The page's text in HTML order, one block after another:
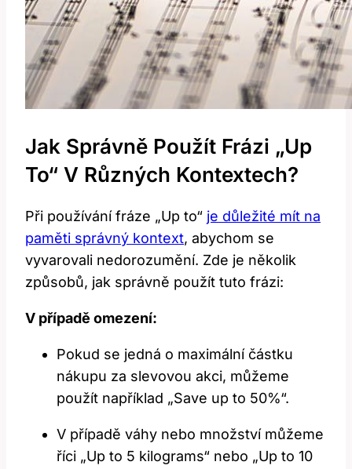
Jak Správně Použít Frázi „Up
To“ V Různých Kontextech?
Při používání fráze „Up to“ je důležité mít na
paměti správný kontext, abychom se
vyvarovali nedorozumění. Zde je několik
způsobů, jak správně použít tuto frázi:
V případě omezení:
Pokud se jedná o maximální částku
nákupu za slevovou akci, můžeme
použít například „Save up to 50%“.
V případě váhy nebo množství můžeme
říci „Up to 5 kilograms“ nebo „Up to 10